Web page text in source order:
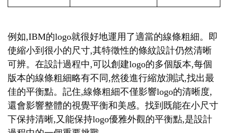
例如,IBM的logo就很好地運用了適當的線條粗細。即
使縮小到很小的尺寸,其特徵性的條紋設計仍然清晰
可辨。在設計過程中,可以創建logo的多個版本,每個
版本的線條粗細略有不同,然後進行縮放測試,找出最
佳的平衡點。記住,線條粗細不僅影響logo的清晰度,
還會影響整體的視覺平衡和美感。找到既能在小尺寸
下保持清晰,又能保持logo優雅外觀的平衡點,是設計